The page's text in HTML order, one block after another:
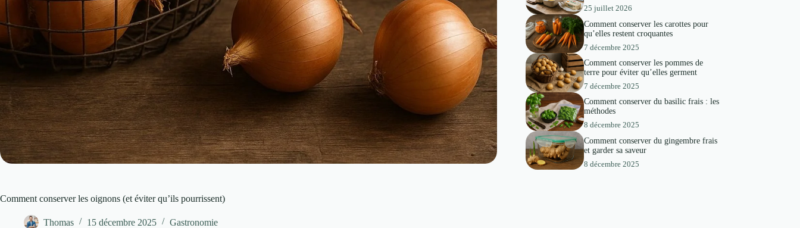
Comment conserver les oignons (et éviter qu’ils pourrissent)
Thomas 15 décembre 2025 Gastronomie
25 juillet 2026
Comment conserver les carottes pour
qu’elles restent croquantes
7 décembre 2025
Comment conserver les pommes de
terre pour éviter qu’elles germent
7 décembre 2025
Comment conserver du basilic frais : les
méthodes
8 décembre 2025
Comment conserver du gingembre frais
et garder sa saveur
8 décembre 2025